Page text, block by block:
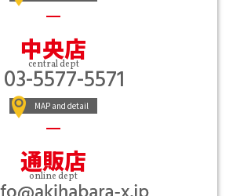
中央店
central dept
03-5577-5571
MAP and detail
通販店
online dept